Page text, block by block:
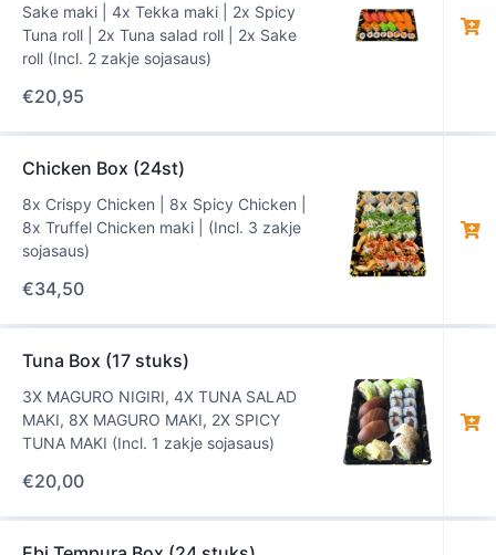
Sake maki | 4x Tekka maki | 2x Spicy
Tuna roll | 2x Tuna salad roll | 2x Sake
roll (Incl. 2 zakje sojasaus)
€20,95
Chicken Box (24st)
8x Crispy Chicken | 8x Spicy Chicken |
8x Truffel Chicken maki | (Incl. 3 zakje
sojasaus)
€34,50
Tuna Box (17 stuks)
3X MAGURO NIGIRI, 4X TUNA SALAD
MAKI, 8X MAGURO MAKI, 2X SPICY
TUNA MAKI (Incl. 1 zakje sojasaus)
€20,00